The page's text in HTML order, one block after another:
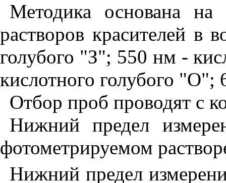
Методика основана на
растворов красителей в
голубого "З"; 550 нм -
кислотного голубого "О";
Отбор проб проводят с
Нижний предел
фотометрируемом
Нижний предел